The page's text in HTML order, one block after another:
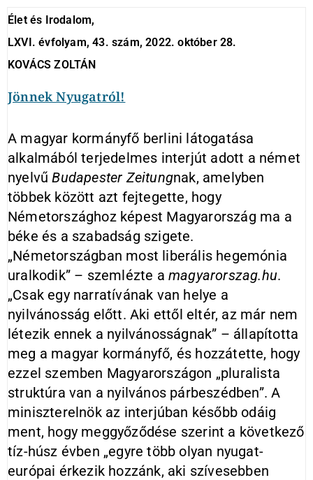
Élet és Irodalom,
LXVI. évfolyam, 43. szám, 2022. október 28.
KOVÁCS ZOLTÁN
Jönnek Nyugatról!
A magyar kormányfő berlini látogatása
alkalmából terjedelmes interjút adott a német
nyelvűBudapester Zeitungnak, amelyben
többek között azt fejtegette, hogy
Németországhoz képest Magyarország ma a
béke és a szabadság szigete.
„Németországban most liberális hegemónia
uralkodik” – szemlézte a magyarorszag.hu.
„Csak egy narratívának van helye a
nyilvánosság előtt. Aki ettől eltér, az már nem
létezik ennek a nyilvánosságnak” – állapította
meg a magyar kormányfő, és hozzátette, hogy
ezzel szemben Magyarországon „pluralista
struktúra van a nyilvános párbeszédben”. A
miniszterelnök az interjúban később odáig
ment, hogy meggyőződése szerint a következő
tíz-húsz évben „egyre több olyan nyugat-
európai érkezik hozzánk, aki szívesebben